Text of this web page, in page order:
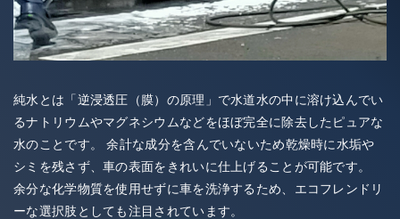
純水とは「逆浸透圧（膜）の原理」で水道水の中に溶け込んでい
るナトリウムやマグネシウムなどをほぼ完全に除去したピュアな
水のことです。 余計な成分を含んでいないため乾燥時に水垢や
シミを残さず、車の表面をきれいに仕上げることが可能です。
余分な化学物質を使用せずに車を洗浄するため、エコフレンドリ
ーな選択肢としても注目されています。